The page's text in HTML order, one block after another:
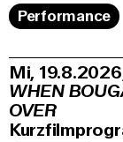
Performance
Mi, 19.8.2026
WHEN
OVER